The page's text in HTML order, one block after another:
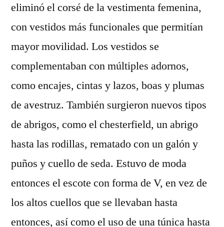
eliminó el corsé de la vestimenta femenina,
con vestidos más funcionales que permitían
mayor movilidad. Los vestidos se
complementaban con múltiples adornos,
como encajes, cintas y lazos, boas y plumas
de avestruz. También surgieron nuevos tipos
de abrigos, como el chesterfield, un abrigo
hasta las rodillas, rematado con un galón y
puños y cuello de seda. Estuvo de moda
entonces el escote con forma de V, en vez de
los altos cuellos que se llevaban hasta
entonces, así como el uso de una túnica hasta